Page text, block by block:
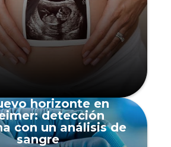
horizonte en
detección
con un análisis de
sangre